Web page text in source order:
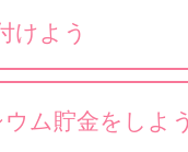
けよう
ム貯金をしよ